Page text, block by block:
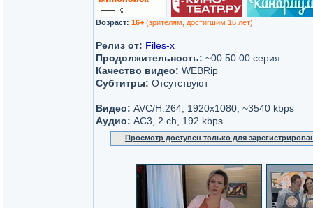
Возраст: 16+ (зрителям, достигшим 16 лет)
Релиз от: Files-x
Продолжительность: ~00:50:00 серия
Качество видео: WEBRip
Субтитры: Отсутствуют
Видео: AVC/H.264, 1920x1080, ~3540 kbps
Аудио: AC3, 2 ch, 192 kbps
Просмотр доступен только для